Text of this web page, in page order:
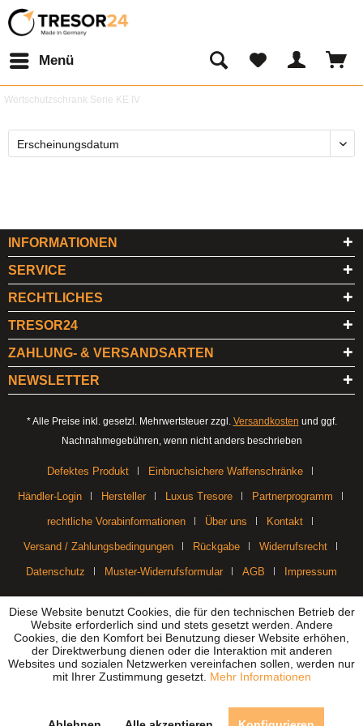
Menü
Wertschutzschrank Serie KE IV
INFORMATIONEN
SERVICE
RECHTLICHES
TRESOR24
ZAHLUNG- & VERSANDSARTEN
NEWSLETTER
* Alle Preise inkl. gesetzl. Mehrwertsteuer zzgl. Versandkosten und ggf.
Nachnahmegebühren, wenn nicht anders beschrieben
Defektes Produkt Einbruchsichere Waffenschränke
Händler-Login Hersteller Luxus Tresore Partnerprogramm
rechtliche Vorabinformationen Über uns Kontakt
Versand / Zahlungsbedingungen Rückgabe Widerrufsrecht
Datenschutz Muster-Widerrufsformular AGB
Impressum
Diese Website benutzt Cookies, die für den technischen Betrieb der
Website erforderlich sind und stets gesetzt werden. Andere
Cookies, die den Komfort bei Benutzung dieser Website erhöhen,
der Direktwerbung dienen oder die Interaktion mit anderen
Websites und sozialen Netzwerken vereinfachen sollen, werden nur
mit Ihrer Zustimmung gesetzt. Mehr Informationen